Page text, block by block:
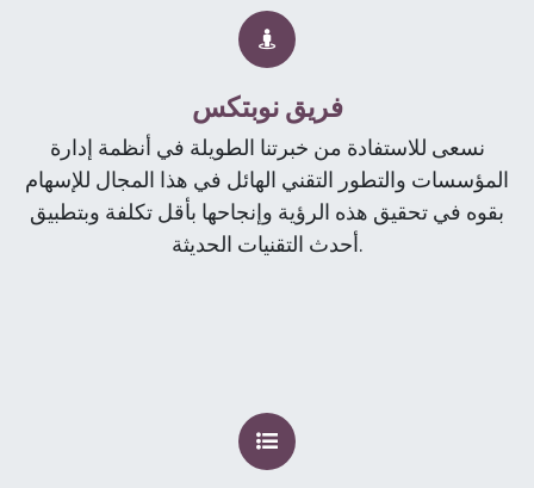
فريق نوبتكس
نسعى للاستفادة من خبرتنا الطویلة في أنظمة إدارة
المؤسسات والتطور التقني الھائل في ھذا المجال للإسھام
بقوه في تحقیق ھذه الرؤیة وإنجاحھا بأقل تكلفة وبتطبيق
أحدث التقنیات الحدیثة.